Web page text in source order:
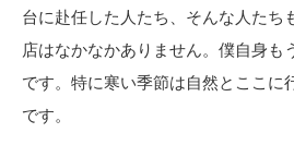
台に赴任した人たち、そんな人たち
店はなかなかありません。僕自身も
です。特に寒い季節は自然とここに
です。